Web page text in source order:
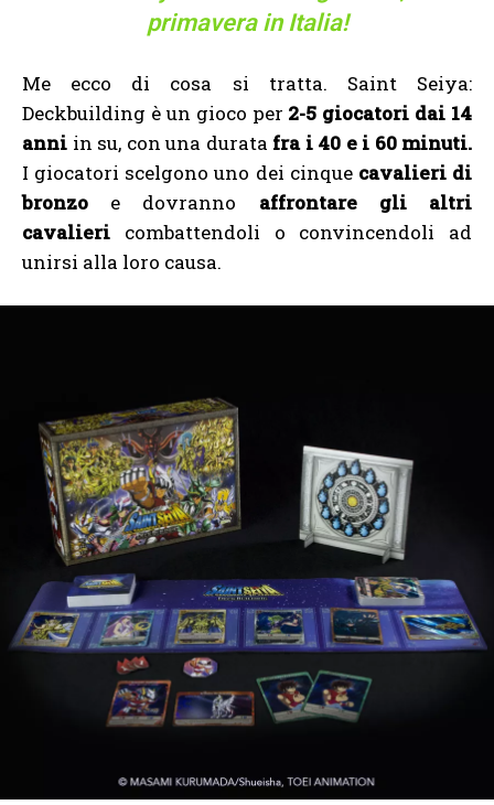
primavera in Italia!
Me ecco di cosa si tratta. Saint Seiya:
Deckbuilding è un gioco per 2-5 giocatori dai 14
anni in su, con una durata fra i 40 e i 60 minuti.
I giocatori scelgono uno dei cinque cavalieri di
bronzo e dovranno affrontare gli altri
cavalieri combattendoli o convincendoli ad
unirsi alla loro causa.